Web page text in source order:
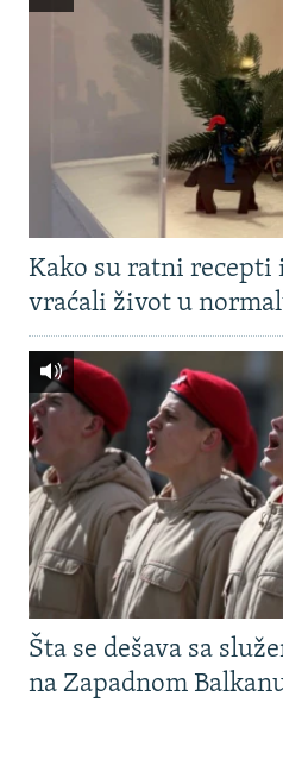
Kako su ratni recepti
vraćali život u
Šta se dešava sa
na Zapadnom